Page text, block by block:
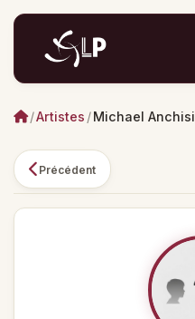
/Artistes /Michael Anchisi
Précédent